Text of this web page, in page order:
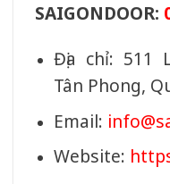
SAIGONDOOR:
Địa chỉ: 511
Tân Phong,
Email:
Website: